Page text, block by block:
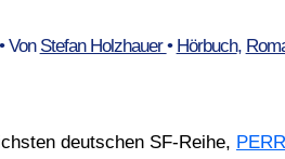
• Von Stefan Holzhauer• Hörbuch,
deut­schen SF-Rei­he,